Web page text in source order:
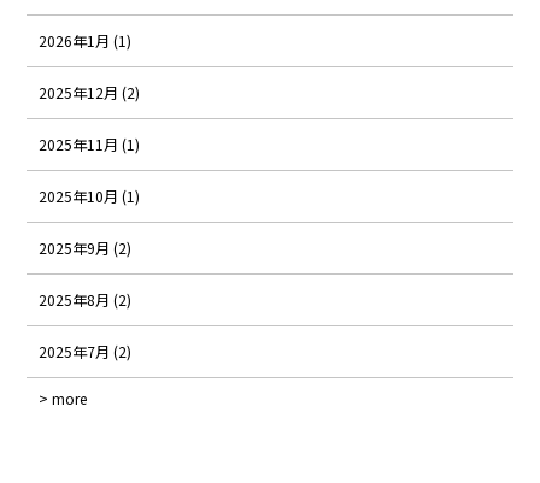
2026年1月 (1)
2025年12月 (2)
2025年11月 (1)
2025年10月 (1)
2025年9月 (2)
2025年8月 (2)
2025年7月 (2)
> more